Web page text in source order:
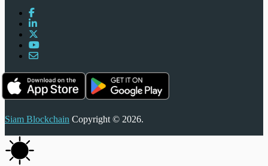
Siam Blockchain Copyright © 2026.